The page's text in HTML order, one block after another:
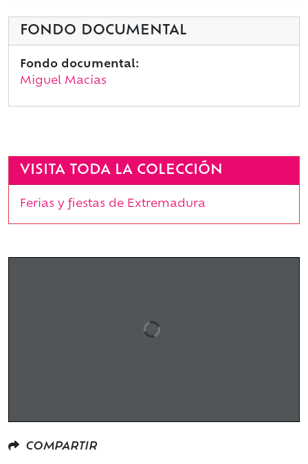
FONDO DOCUMENTAL
Fondo documental:
Miguel Macías
VISITA TODA LA COLECCIÓN
Ferias y fiestas de Extremadura
COMPARTIR